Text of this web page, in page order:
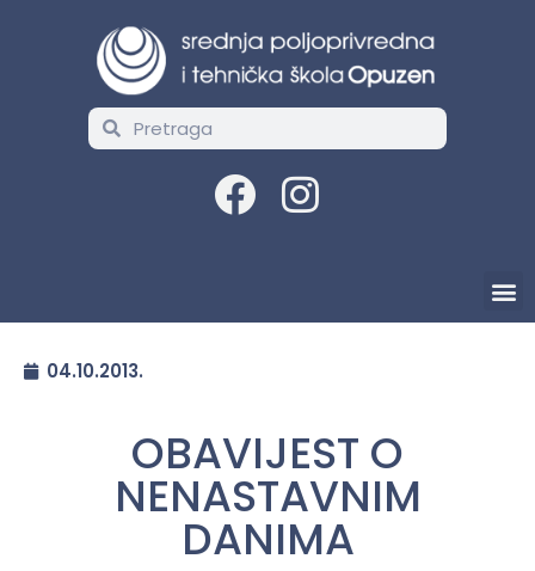
04.10.2013.
OBAVIJEST O
NENASTAVNIM
DANIMA